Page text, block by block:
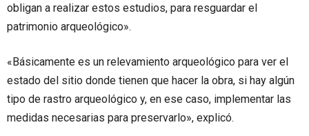
obligan a realizar estos estudios, para resguardar el
patrimonio arqueológico».
«Básicamente es un relevamiento arqueológico para ver el
estado del sitio donde tienen que hacer la obra, si hay algún
tipo de rastro arqueológico y, en ese caso, implementar las
medidas necesarias para preservarlo», explicó.